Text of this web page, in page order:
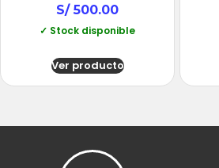
S/500.00
✓ Stock disponible
Ver producto